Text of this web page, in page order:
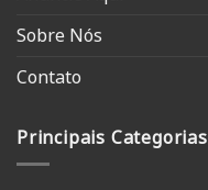
Sobre Nós
Contato
Principais Categorias